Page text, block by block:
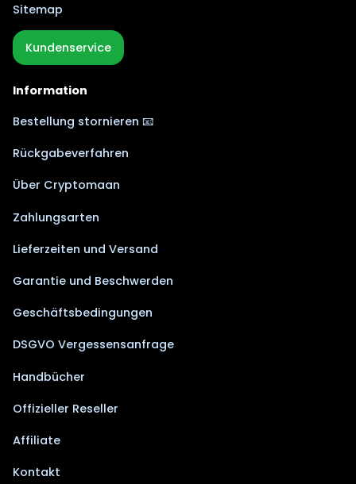
Sitemap
Kundenservice
Information
Bestellung stornieren 📧
Rückgabeverfahren
Über Cryptomaan
Zahlungsarten
Lieferzeiten und Versand
Garantie und Beschwerden
Geschäftsbedingungen
DSGVO Vergessensanfrage
Handbücher
Offizieller Reseller
Affiliate
Kontakt